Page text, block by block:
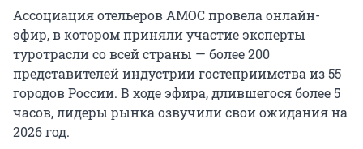
Ассоциация отельеров АМОС провела онлайн-
эфир, в котором приняли участие эксперты
туротрасли со всей страны — более 200
представителей индустрии гостеприимства из 55
городов России. В ходе эфира, длившегося более 5
часов, лидеры рынка озвучили свои ожидания на
2026 год.